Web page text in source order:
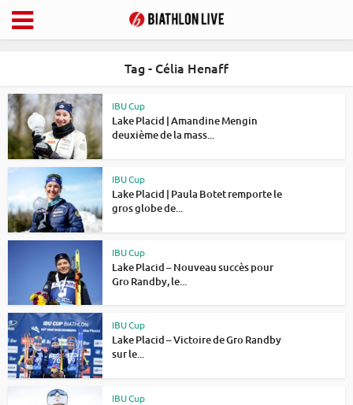
Tag - Célia Henaff
IBU Cup
Lake Placid | Amandine Mengin
deuxième de la mass...
IBU Cup
Lake Placid | Paula Botet remporte le
gros globe de...
IBU Cup
Lake Placid – Nouveau succès pour
Gro Randby, le...
IBU Cup
Lake Placid – Victoire de Gro Randby
sur le...
IBU Cup